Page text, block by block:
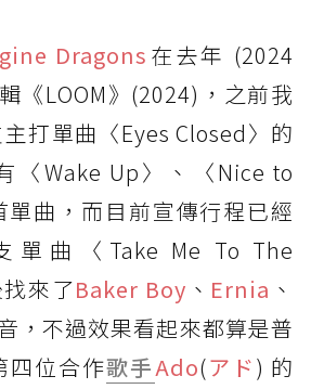
Dragons 在去年 (2024
《LOOM》(2024)，之前我
打單曲〈Eyes Closed〉的
〈Wake Up〉、〈Nice to
單曲，而目前宣傳行程已經
曲〈Take Me To The
來了Baker Boy 、 Ernia 、
，不過效果看起來都算是普
四位合作歌手Ado(アド) 的